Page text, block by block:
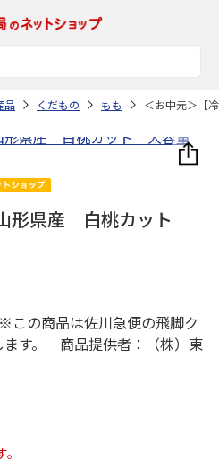
品 くだもの もも ＜お中元＞【
形県産 白桃カット
の商品は佐川急便の飛脚ク
ます。 商品提供者：（株）東